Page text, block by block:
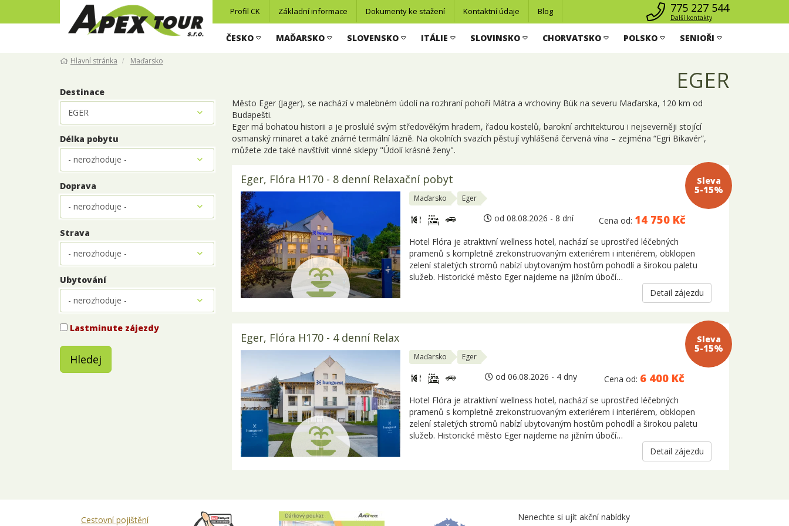
Profil CK Základní informace Dokumenty ke stažení Kontaktní údaje Blog 775 227 544
Další kontakty
ČESKO MAĎARSKO SLOVENSKO ITÁLIE SLOVINSKO CHORVATSKO POLSKO SENIOŘI
Hlavní stránka Maďarsko
EGER
Destinace
Délka pobytu
Doprava
Strava
Ubytování
Lastminute zájezdy
Hledej
Město Eger (Jager), se nachází v malebném údolí na rozhraní pohoří Mátra a vrchoviny Bük na severu Maďarska, 120 km od
Budapešti.
Eger má bohatou historii a je proslulé svým středověkým hradem, řadou kostelů, barokní architekturou i nejseverněji stojící
osmanský minaret a také známé termální lázně. Na okolních svazích pěstují vyhlášená červená vína – zejména “Egri Bikavér”,
můžete zde také navštívit vinné sklepy "Údolí krásné ženy".
Sleva 5-
15%
Eger, Flóra H170 - 8 denní Relaxační pobyt
Maďarsko Eger
od 08.08.2026 - 8 dní Cena od: 14 750 Kč
Hotel Flóra je atraktivní wellness hotel, nachází se uprostřed léčebných
pramenů s kompletně zrekonstruovaným exteriérem i interiérem, obklopen
zelení staletých stromů nabízí ubytovaným hostům pohodlí a širokou paletu
služeb. Historické město Eger najdeme na jižním úbočí…
Detail zájezdu
Sleva 5-
15%
Eger, Flóra H170 - 4 denní Relax
Maďarsko Eger
od 06.08.2026 - 4 dny Cena od: 6 400 Kč
Hotel Flóra je atraktivní wellness hotel, nachází se uprostřed léčebných
pramenů s kompletně zrekonstruovaným exteriérem i interiérem, obklopen
zelení staletých stromů nabízí ubytovaným hostům pohodlí a širokou paletu
služeb. Historické město Eger najdeme na jižním úbočí…
Detail zájezdu
Cestovní pojištění Nenechte si ujít akční nabídky